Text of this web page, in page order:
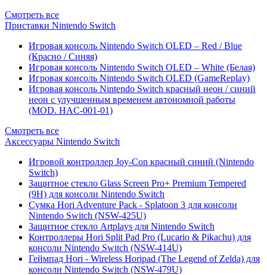
Смотреть все
Приставки Nintendo Switch
Игровая консоль Nintendo Switch OLED – Red / Blue
(Красно / Синяя)
Игровая консоль Nintendo Switch OLED – White (Белая)
Игровая консоль Nintendo Switch OLED (GameReplay)
Игровая консоль Nintendo Switch красный неон / синий
неон с улучшенным временем автономной работы
(MOD. HAC-001-01)
Смотреть все
Аксессуары Nintendo Switch
Игровой контроллер Joy-Con красный синий (Nintendo
Switch)
Защитное стекло Glass Screen Pro+ Premium Tempered
(9H) для консоли Nintendo Switch
Сумка Hori Adventure Pack - Splatoon 3 для консоли
Nintendo Switch (NSW-425U)
Защитное стекло Artplays для Nintendo Switch
Контроллеры Hori Split Pad Pro (Lucario & Pikachu) для
консоли Nintendo Switch (NSW-414U)
Геймпад Hori - Wireless Horipad (The Legend of Zelda) для
консоли Nintendo Switch (NSW-479U)